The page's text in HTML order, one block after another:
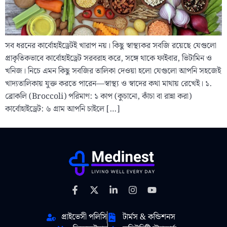
সব ধরনের কার্বোহাইড্রেটই খারাপ নয়। কিছু স্বাস্থ্যকর সবজি রয়েছে যেগুলো
প্রাকৃতিকভাবে কার্বোহাইড্রেট সরবরাহ করে, সঙ্গে থাকে ফাইবার, ভিটামিন ও
খনিজ। নিচে এমন কিছু সবজির তালিকা দেওয়া হলো যেগুলো আপনি সহজেই
খাদ্যতালিকায় যুক্ত করতে পারেন—স্বাস্থ্য ও স্বাদের কথা মাথায় রেখেই। ১.
ব্রোকলি (Broccoli) পরিমাণ: ১ কাপ (কুচানো, কাঁচা বা রান্না করা)
কার্বোহাইড্রেট: ৬ গ্রাম আপনি চাইলে […]
প্রাইভেসী পলিসি
টার্মস & কন্ডিশনস